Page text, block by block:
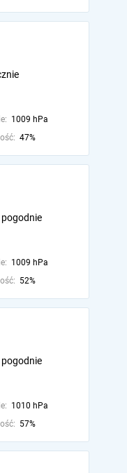
1009 hPa
47%
pogodnie
1009 hPa
52%
pogodnie
1010 hPa
57%